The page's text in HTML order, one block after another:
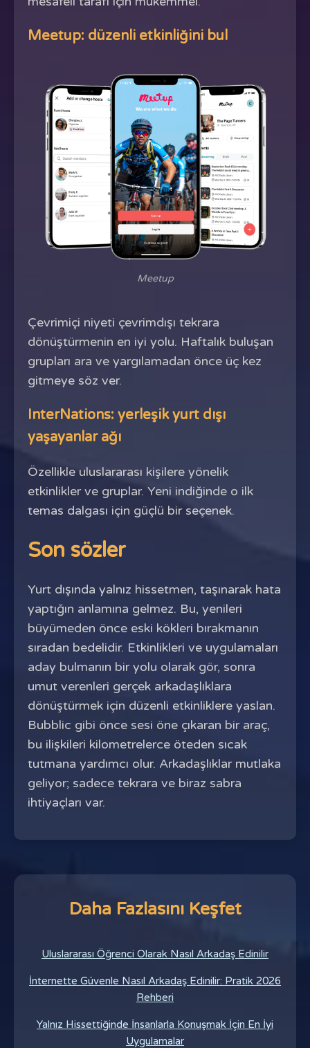
Meetup: düzenli etkinliğini bul
Meetup
Çevrimiçi niyeti çevrimdışı tekrara
dönüştürmenin en iyi yolu. Haftalık buluşan
grupları ara ve yargılamadan önce üç kez
gitmeye söz ver.
InterNations: yerleşik yurt dışı
yaşayanlar ağı
Özellikle uluslararası kişilere yönelik
etkinlikler ve gruplar. Yeni indiğinde o ilk
temas dalgası için güçlü bir seçenek.
Son sözler
Yurt dışında yalnız hissetmen, taşınarak hata
yaptığın anlamına gelmez. Bu, yenileri
büyümeden önce eski kökleri bırakmanın
sıradan bedelidir. Etkinlikleri ve uygulamaları
aday bulmanın bir yolu olarak gör, sonra
umut verenleri gerçek arkadaşlıklara
dönüştürmek için düzenli etkinliklere yaslan.
Bubblic gibi önce sesi öne çıkaran bir araç,
bu ilişkileri kilometrelerce öteden sıcak
tutmana yardımcı olur. Arkadaşlıklar mutlaka
geliyor; sadece tekrara ve biraz sabra
ihtiyaçları var.
Daha Fazlasını Keşfet
Uluslararası Öğrenci Olarak Nasıl Arkadaş Edinilir
İnternette Güvenle Nasıl Arkadaş Edinilir: Pratik 2026
Rehberi
Yalnız Hissettiğinde İnsanlarla Konuşmak İçin En İyi
Uygulamalar